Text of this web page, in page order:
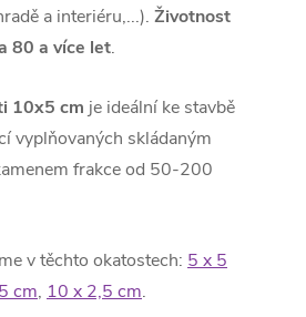
a interiéru,...). Životnost
80 a více let.
10x5 cm je ideální ke stavbě
vyplňovaných skládaným
frakce od 50-200
v těchto okatostech: 5 x 5
cm, 10 x 2,5 cm.